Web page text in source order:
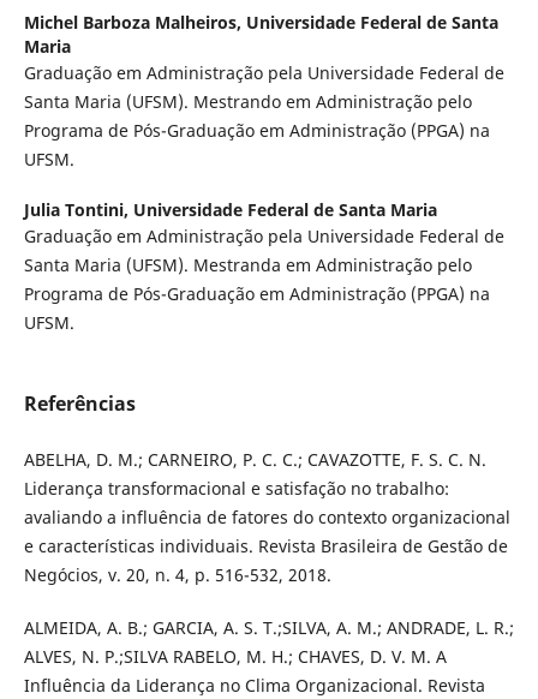
Michel Barboza Malheiros, Universidade Federal de Santa
Maria
Graduação em Administração pela Universidade Federal de
Santa Maria (UFSM). Mestrando em Administração pelo
Programa de Pós-Graduação em Administração (PPGA) na
UFSM.
Julia Tontini, Universidade Federal de Santa Maria
Graduação em Administração pela Universidade Federal de
Santa Maria (UFSM). Mestranda em Administração pelo
Programa de Pós-Graduação em Administração (PPGA) na
UFSM.
Referências
ABELHA, D. M.; CARNEIRO, P. C. C.; CAVAZOTTE, F. S. C. N.
Liderança transformacional e satisfação no trabalho:
avaliando a influência de fatores do contexto organizacional
e características individuais. Revista Brasileira de Gestão de
Negócios, v. 20, n. 4, p. 516-532, 2018.
ALMEIDA, A. B.; GARCIA, A. S. T.;SILVA, A. M.; ANDRADE, L. R.;
ALVES, N. P.;SILVA RABELO, M. H.; CHAVES, D. V. M. A
Influência da Liderança no Clima Organizacional. Revista